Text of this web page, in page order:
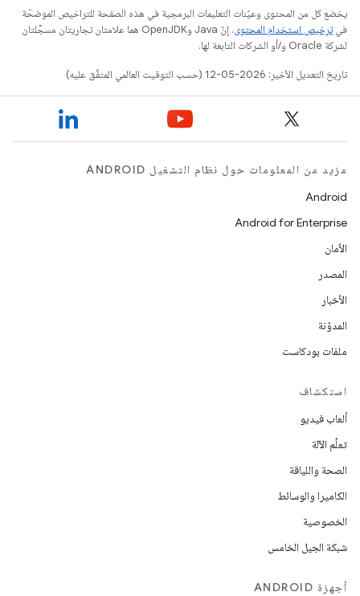
يخضع كل من المحتوى وعيّنات التعليمات البرمجية في هذه الصفحة للتراخيص الموضحّة
فيترخيص استخدام المحتوى
. إنّ Java وOpenJDK هما علامتان تجاريتان مسجَّلتان
لشركة Oracle و/أو الشركات التابعة لها.
تاريخ التعديل الأخير: 2026-05-12 (حسب التوقيت العالمي المتفَّق عليه)
مزيد من المعلومات حول نظام التشغيل ANDROID
Android
Android for Enterprise
الأمان
المصدر
الأخبار
المدوّنة
ملفات بودكاست
استكشاف
ألعاب فيديو
تعلُم الآلة
الصحة واللياقة
الكاميرا والوسائط
الخصوصية
شبكة الجيل الخامس
أجهزة ANDROID